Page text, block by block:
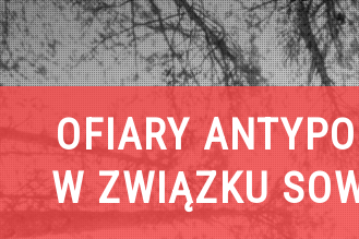
OFIARY
W ZWIĄZKU